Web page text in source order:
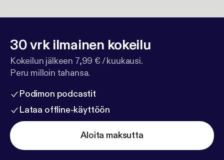
30 vrk ilmainen kokeilu
Kokeilun jälkeen 7,99 € / kuukausi.
Peru milloin tahansa.
Podimon podcastit
Lataa offline-käyttöön
Aloita maksutta